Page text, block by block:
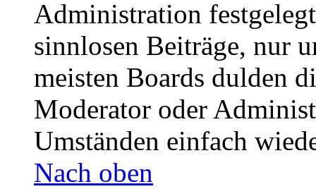
Administration
sinnlosen Beiträge, nur
meisten Boards dulden
Moderator oder
Umständen einfach
Nach oben